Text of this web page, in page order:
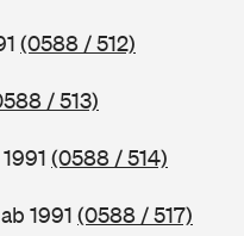
(0588 / 512)
/ 513)
(0588 / 514)
1991 (0588 / 517)